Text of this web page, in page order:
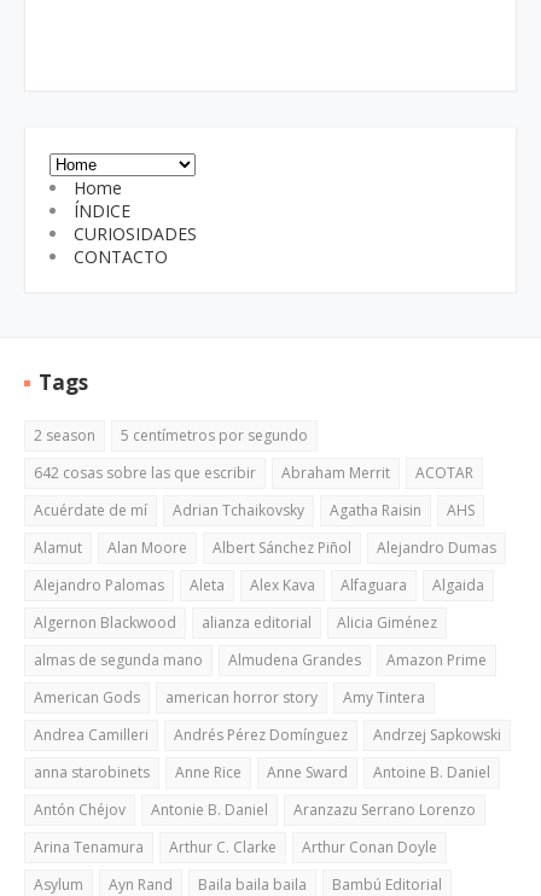
Home
ÍNDICE
CURIOSIDADES
CONTACTO
Tags
2 season
5 centímetros por segundo
642 cosas sobre las que escribir
Abraham Merrit
ACOTAR
Acuérdate de mí
Adrian Tchaikovsky Agatha Raisin
AHS
Alamut
Alan Moore Albert Sánchez Piñol
Alejandro Dumas
Alejandro Palomas
Aleta Alex Kava Alfaguara
Algaida
Algernon Blackwood
alianza editorial
Alicia Giménez
almas de segunda mano
Almudena Grandes
Amazon Prime
American Gods
american horror story
Amy Tintera
Andrea Camilleri
Andrés Pérez Domínguez
Andrzej Sapkowski
anna starobinets
Anne Rice Anne Sward
Antoine B. Daniel
Antón Chéjov
Antonie B. Daniel
Aranzazu Serrano Lorenzo
Arina Tenamura
Arthur C. Clarke
Arthur Conan Doyle
Asylum
Ayn Rand Baila baila baila
Bambú Editorial